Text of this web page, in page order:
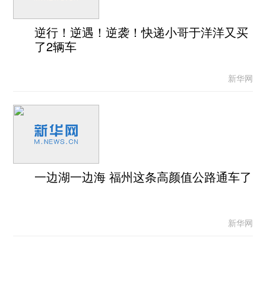
逆行！逆遇！逆袭！快递小哥于洋洋又买
了2辆车
新华网
一边湖一边海 福州这条高颜值公路通车了
新华网